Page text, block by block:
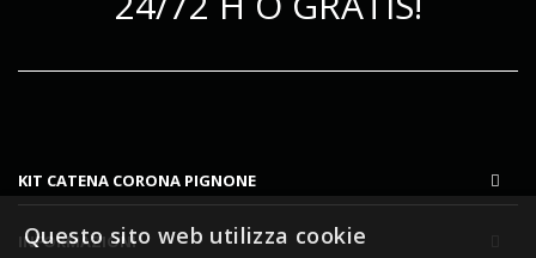
KIT CATENA CORONA PIGNONE
INFORMAZIONI
Questo sito web utilizza cookie